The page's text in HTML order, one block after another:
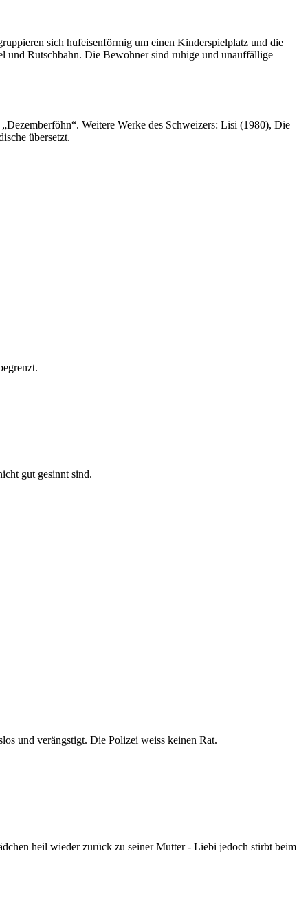
sich hufeisenförmig um einen Kinderspielplatz und die
und Rutschbahn. Die Bewohner sind ruhige und unauffällige
Weitere Werke des Schweizers: Lisi (1980), Die
übersetzt.
gut gesinnt sind.
und verängstigt. Die Polizei weiss keinen Rat.
heil wieder zurück zu seiner Mutter - Liebi jedoch stirbt beim